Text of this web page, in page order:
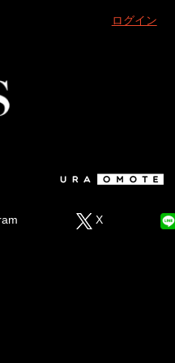
ログイン
X